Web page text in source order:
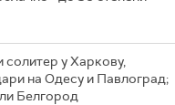
солитер у Харкову,
на Одесу и Павлоград;
Белгород